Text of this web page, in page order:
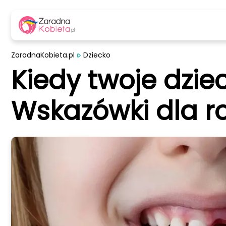
ZaradnaKobieta.pl Dziecko
Kiedy twoje
Wskazówki dla